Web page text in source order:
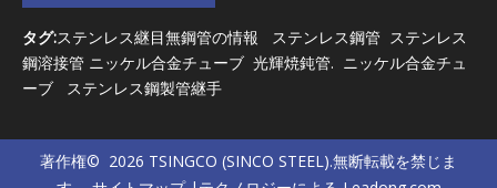
タグ:ステンレス継目無鋼管の情報 ステンレス鋼管 ステンレス
鋼溶接管 ニッケル合金チューブ 光輝焼鈍管. ニッケル合金チュ
ーブ
ステンレス鋼製管継手
著作権© 2026 TSINGCO (SINCO STEEL).無断転載を禁じま